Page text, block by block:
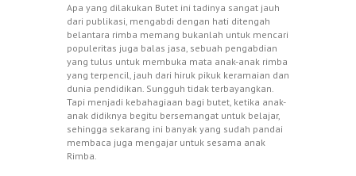
Apa yang dilakukan Butet ini tadinya sangat jauh
dari publikasi, mengabdi dengan hati ditengah
belantara rimba memang bukanlah untuk mencari
populeritas juga balas jasa, sebuah pengabdian
yang tulus untuk membuka mata anak-anak rimba
yang terpencil, jauh dari hiruk pikuk keramaian dan
dunia pendidikan. Sungguh tidak terbayangkan.
Tapi menjadi kebahagiaan bagi butet, ketika anak-
anak didiknya begitu bersemangat untuk belajar,
sehingga sekarang ini banyak yang sudah pandai
membaca juga mengajar untuk sesama anak
Rimba.